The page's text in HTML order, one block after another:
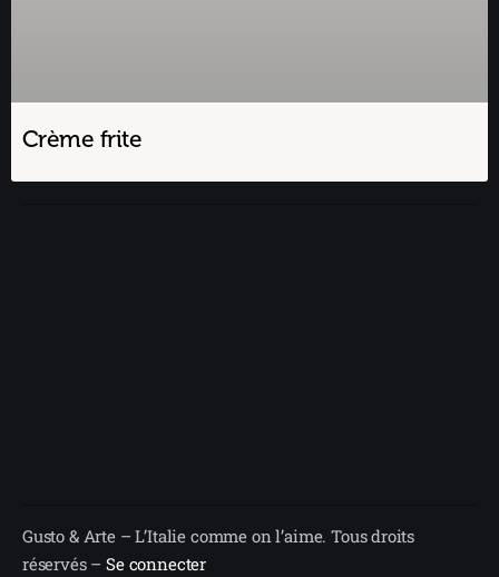
Crème frite
Gusto & Arte – L’Italie comme on l’aime. Tous droits
réservés –Se connecter